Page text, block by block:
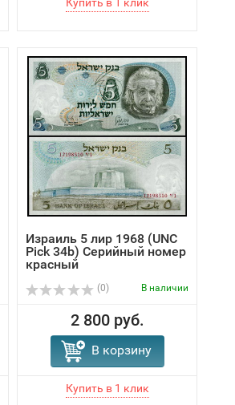
Израиль 5 лир 1968 (UNC
Pick 34b) Серийный номер
красный
(0) В наличии
2 800 руб.
В корзину